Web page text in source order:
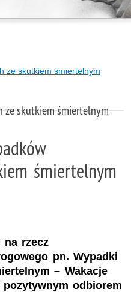
ze skutkiem śmiertelnym
ze skutkiem śmiertelnym
śmiertelnym
na rzecz
pn. Wypadki
– Wakacje
odbiorem